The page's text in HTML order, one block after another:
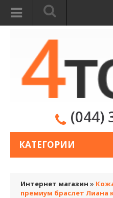
(044)
КАТЕГОРИИ
Интернет магазин »
премиум браслет Лиана